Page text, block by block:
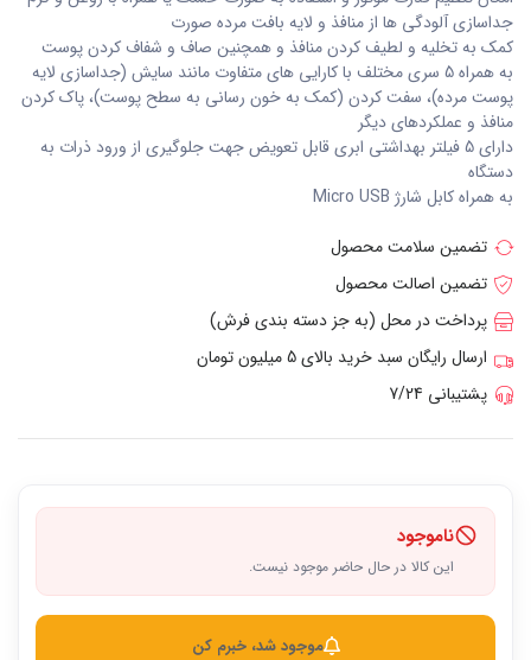
جداسازی آلودگی ها از منافذ و لایه بافت مرده صورت
کمک به تخلیه و لطیف کردن منافذ و همچنین صاف و شفاف کردن پوست
به همراه 5 سری مختلف با کارایی های متفاوت مانند سایش (جداسازی لایه
پوست مرده)، سفت کردن (کمک به خون رسانی به سطح پوست)، پاک کردن
منافذ و عملکردهای دیگر
دارای 5 فیلتر بهداشتی ابری قابل تعویض جهت جلوگیری از ورود ذرات به
دستگاه
به همراه کابل شارژ Micro USB
تضمین سلامت محصول
تضمین اصالت محصول
پرداخت در محل (به جز دسته بندی فرش)
ارسال رایگان سبد خرید بالای 5 میلیون تومان
پشتیبانی 7/24
ناموجود
این کالا در حال حاضر موجود نیست.
موجود شد، خبرم کن